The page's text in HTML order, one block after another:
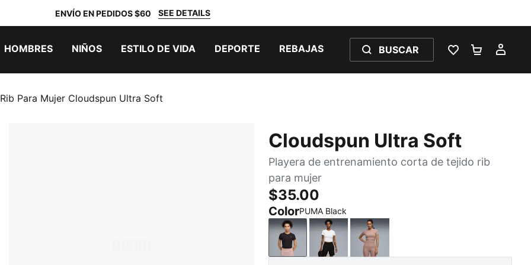
ENVÍO EN PEDIDOS $60 SEE DETAILS
HOMBRES NIÑOS ESTILO DE VIDA DEPORTE REBAJAS BUSCAR
LISTA DE
Para Mujer Cloudspun Ultra Soft
Cloudspun Ultra Soft
Playera de entrenamiento corta de tejido rib
para mujer
$35.00
ColorPUMA Black
PUMA BlackPUMA WhiteSandstone